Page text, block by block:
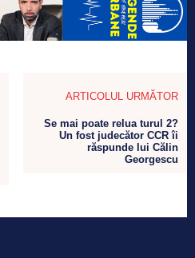
ARTICOLUL URMĂTOR
Se mai poate relua turul 2?
Un fost judecător CCR îi
răspunde lui Călin
Georgescu